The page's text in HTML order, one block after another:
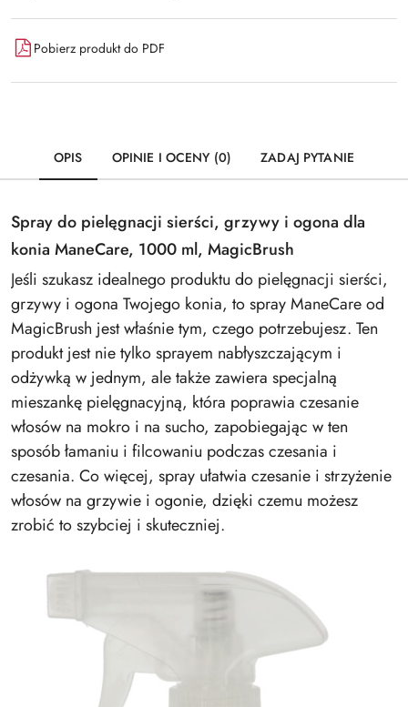
Pobierz produkt do PDF
OPIS OPINIE I OCENY (0) ZADAJ PYTANIE
Spray do pielęgnacji sierści, grzywy i ogona dla
konia ManeCare, 1000 ml, MagicBrush
Jeśli szukasz idealnego produktu do pielęgnacji sierści,
grzywy i ogona Twojego konia, to spray ManeCare od
MagicBrush jest właśnie tym, czego potrzebujesz. Ten
produkt jest nie tylko sprayem nabłyszczającym i
odżywką w jednym, ale także zawiera specjalną
mieszankę pielęgnacyjną, która poprawia czesanie
włosów na mokro i na sucho, zapobiegając w ten
sposób łamaniu i filcowaniu podczas czesania i
czesania. Co więcej, spray ułatwia czesanie i strzyżenie
włosów na grzywie i ogonie, dzięki czemu możesz
zrobić to szybciej i skuteczniej.